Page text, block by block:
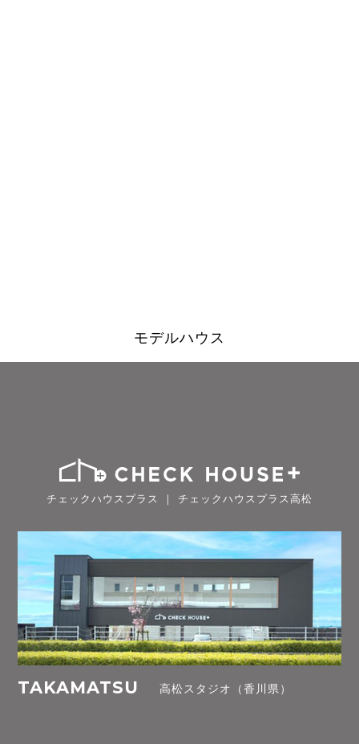
モデルハウス
チェックハウスプラス ｜ チェックハウスプラス高松
TAKAMATSU 高松スタジオ（香川県）